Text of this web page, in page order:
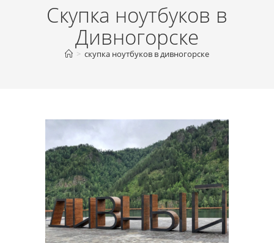
Скупка ноутбуков в
Дивногорске
> скупка ноутбуков в дивногорске